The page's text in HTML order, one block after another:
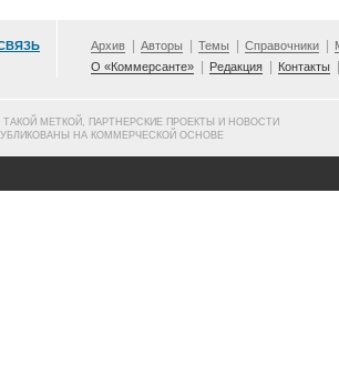
Архив Авторы Темы Справочники
О «Коммерсанте»
Редакция Контакты
МЕТКОЙ, ПАРТНЕРСКИЕ ПРОЕКТЫ И НОВОСТИ
НА КОММЕРЧЕСКОЙ ОСНОВЕ